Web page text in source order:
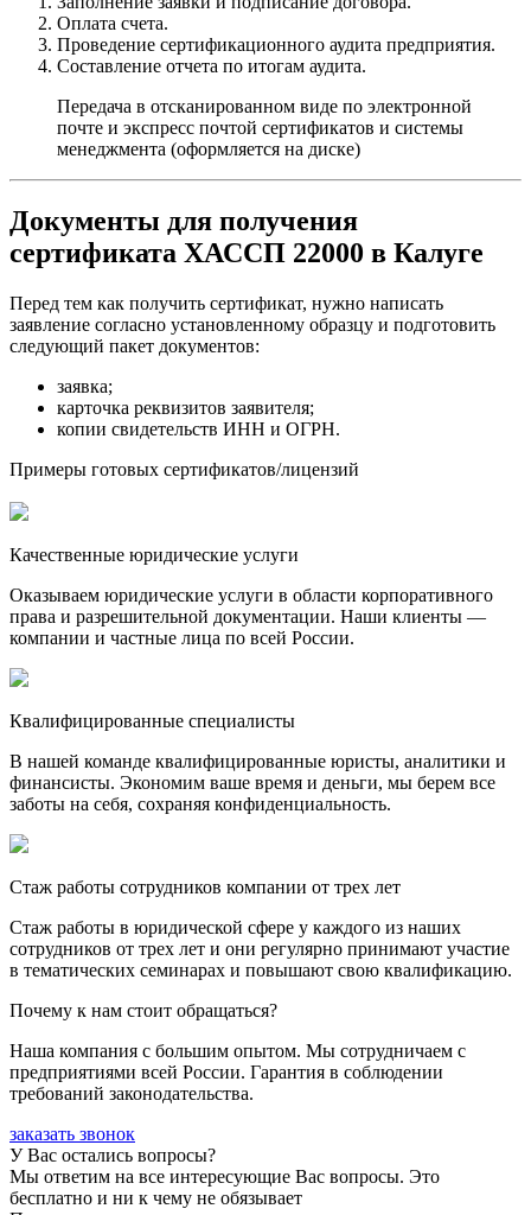
Оплата счета.
Проведение сертификационного аудита предприятия.
Составление отчета по итогам аудита.
Передача в отсканированном виде по электронной
почте и экспресс почтой сертификатов и системы
менеджмента (оформляется на диске)
Документы для получения
сертификата ХАССП 22000 в Калуге
Перед тем как получить сертификат, нужно написать
заявление согласно установленному образцу и подготовить
следующий пакет документов:
заявка;
карточка реквизитов заявителя;
копии свидетельств ИНН и ОГРН.
Примеры готовых сертификатов/лицензий
Качественные юридические услуги
Оказываем юридические услуги в области корпоративного
права и разрешительной документации. Наши клиенты —
компании и частные лица по всей России.
Квалифицированные специалисты
В нашей команде квалифицированные юристы, аналитики и
финансисты. Экономим ваше время и деньги, мы берем все
заботы на себя, сохраняя конфиденциальность.
Стаж работы сотрудников компании от трех лет
Стаж работы в юридической сфере у каждого из наших
сотрудников от трех лет и они регулярно принимают участие
в тематических семинарах и повышают свою квалификацию.
Почему к нам стоит обращаться?
Наша компания с большим опытом. Мы сотрудничаем с
предприятиями всей России. Гарантия в соблюдении
требований законодательства.
заказать звонок
У Вас остались вопросы?
Мы ответим на все интересующие Вас вопросы. Это
бесплатно и ни к чему не обязывает